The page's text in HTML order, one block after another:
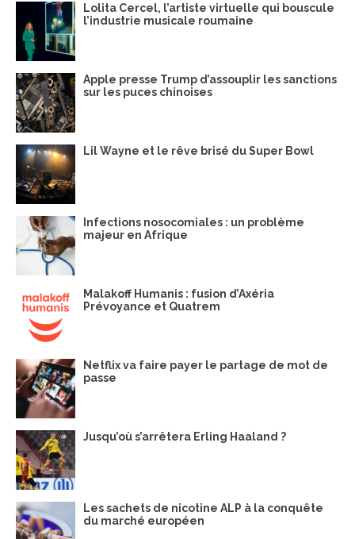
Lolita Cercel, l’artiste virtuelle qui bouscule
l’industrie musicale roumaine
Apple presse Trump d’assouplir les sanctions
sur les puces chinoises
Lil Wayne et le rêve brisé du Super Bowl
Infections nosocomiales : un problème
majeur en Afrique
Malakoff Humanis : fusion d’Axéria
Prévoyance et Quatrem
Netflix va faire payer le partage de mot de
passe
Jusqu’où s’arrêtera Erling Haaland ?
Les sachets de nicotine ALP à la conquête
du marché européen